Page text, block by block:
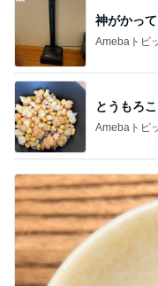
神がかっ
Amebaトピ
とうもろ
Amebaトピ